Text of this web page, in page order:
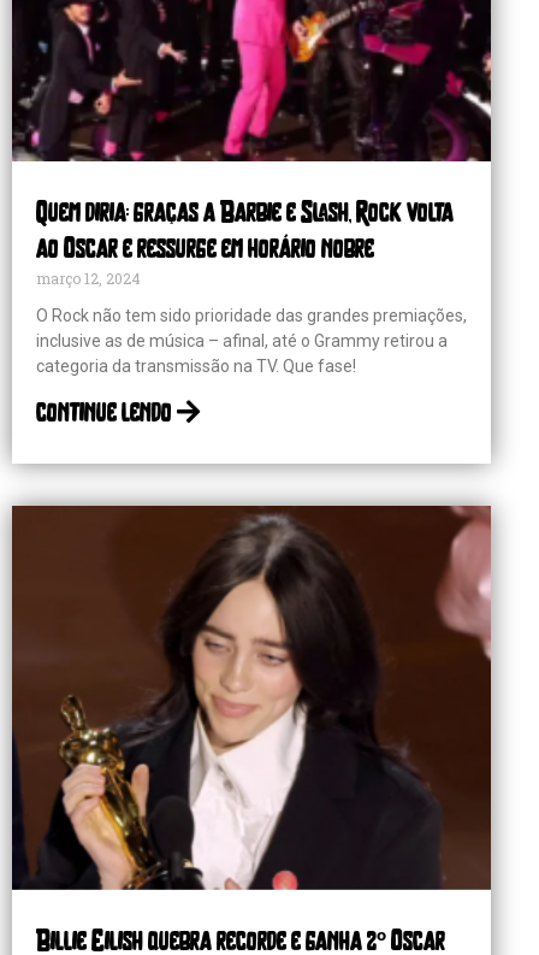
Quem diria: graças a Barbie e Slash, Rock volta
ao Oscar e ressurge em horário nobre
março 12, 2024
O Rock não tem sido prioridade das grandes premiações,
inclusive as de música – afinal, até o Grammy retirou a
categoria da transmissão na TV. Que fase!
continue lendo
Billie Eilish quebra recorde e ganha 2º Oscar